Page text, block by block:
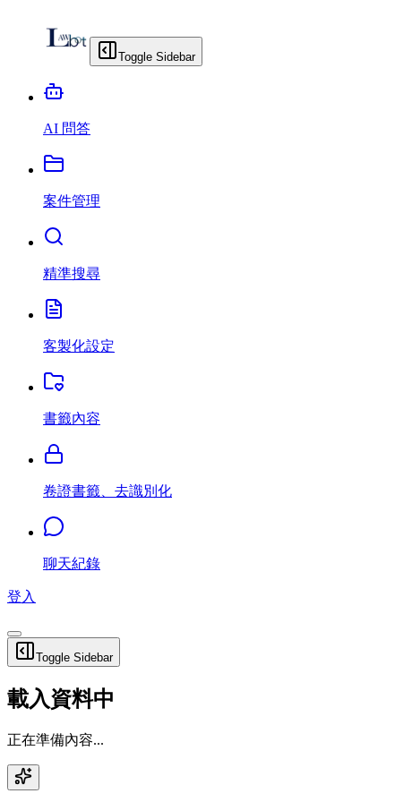
Toggle Sidebar
AI 問答
案件管理
精準搜尋
客製化設定
書籤內容
卷證書籤、去識別化
聊天紀錄
登入
Toggle Sidebar
載入資料中
正在準備內容...